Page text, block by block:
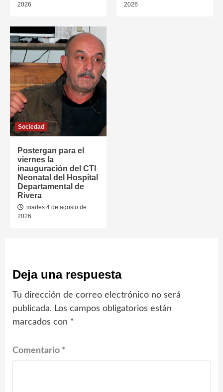
2026
2026
Sociedad
Postergan para el
viernes la
inauguración del CTI
Neonatal del Hospital
Departamental de
Rivera
martes 4 de agosto de
2026
Deja una respuesta
Tu dirección de correo electrónico no será
publicada. Los campos obligatorios están
marcados con *
Comentario *